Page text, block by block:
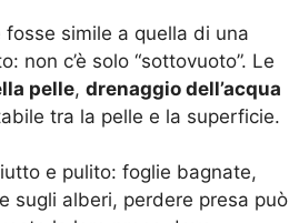
simile a quella di una
non c’è solo “sottovuoto”. Le
pelle, drenaggio dell’acqua
tra la pelle e la superficie.
e pulito: foglie bagnate,
sugli alberi, perdere presa può